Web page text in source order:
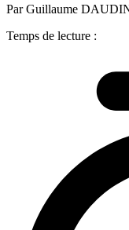
Par Guillaume
Temps de lecture :